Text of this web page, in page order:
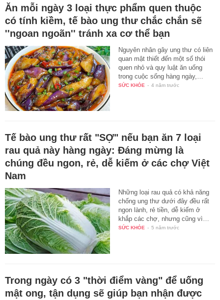
Ăn mỗi ngày 3 loại thực phẩm quen thuộc
có tính kiềm, tế bào ung thư chắc chắn sẽ
''ngoan ngoãn'' tránh xa cơ thể bạn
Nguyên nhân gây ung thư có liên
quan mật thiết đến một số thói
quen nhỏ và quy luật ăn uống
trong cuộc sống hàng ngày,…
SỨC KHỎE - 4 năm trước
Tế bào ung thư rất "SỢ" nếu bạn ăn 7 loại
rau quả này hàng ngày: Đáng mừng là
chúng đều ngon, rẻ, dễ kiếm ở các chợ Việt
Nam
Những loại rau quả có khả năng
chống ung thư dưới đây đều rất
ngon lành, rẻ tiền, dễ kiếm ở
khắp các chợ, nhưng cũng vì…
SỨC KHỎE - 5 năm trước
Trong ngày có 3 "thời điểm vàng" để uống
mật ong, tận dụng sẽ giúp bạn nhận được